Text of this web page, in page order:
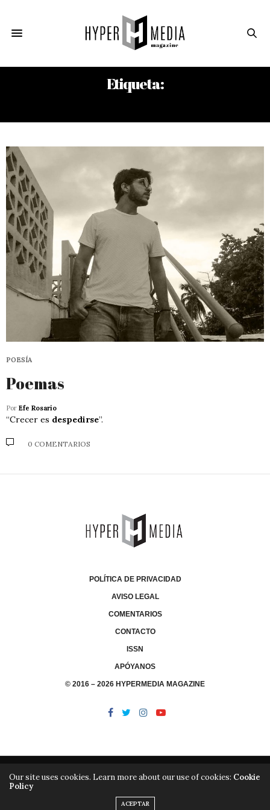
Etiqueta:
POESÍA
Poemas
Por Efe Rosario
“Crecer es despedirse”.
0 COMENTARIOS
POLÍTICA DE PRIVACIDAD
AVISO LEGAL
COMENTARIOS
CONTACTO
ISSN
APÓYANOS
© 2016 – 2026 HYPERMEDIA MAGAZINE
LIBRERÍA
Our site uses cookies. Learn more about our use of cookies: Cookie
Policy
ACEPTAR